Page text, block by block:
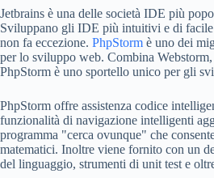
Jetbrains è una delle società IDE più
Sviluppano gli IDE più intuitivi e di
non fa eccezione. PhpStorm è uno dei
per lo sviluppo web. Combina
PhpStorm è uno sportello unico per gli
PhpStorm offre assistenza codice
funzionalità di navigazione intelligenti
programma "cerca ovunque" che
matematici. Inoltre viene fornito con un
del linguaggio, strumenti di unit test e